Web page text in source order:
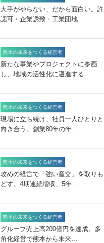
大手がやらない、だから面白い。許
認可・企業誘致・工業団地…
熊本の未来をつくる経営者
新たな事業やプロジェクトに参画
し、地域の活性化に邁進する…
熊本の未来をつくる経営者
現場に立ち続け、社員一人ひとりと
向き合う。創業80年の年…
熊本の未来をつくる経営者
攻めの経営で「強い産交」を取りも
どす。4期連続増収、5年…
熊本の未来をつくる経営者
グループ売上高200億円を達成。多
角化経営で熊本から未来…